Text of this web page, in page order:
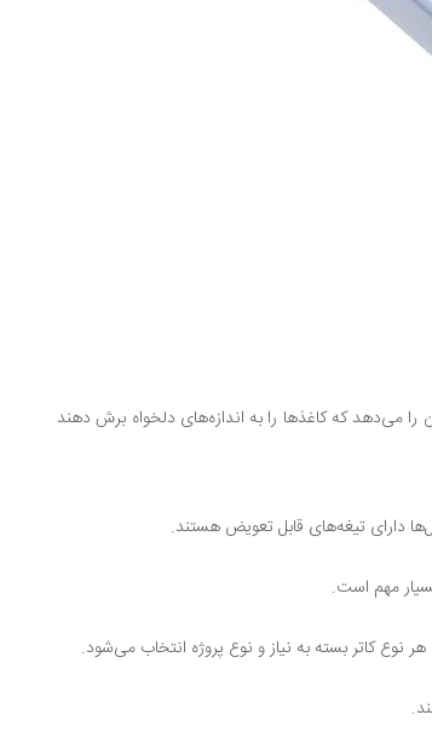
می‌دهد که کاغذها را به اندازه‌های دلخواه برش دهند
دارای تیغه‌های قابل تعویض هستند.
مهم است.
نوع کاتر بسته به نیاز و نوع پروژه انتخاب می‌شود.